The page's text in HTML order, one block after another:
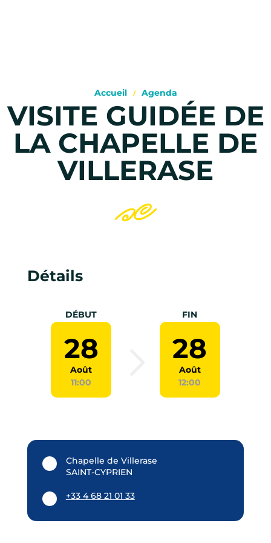
Accueil Agenda
VISITE GUIDÉE DE
LA CHAPELLE DE
VILLERASE
Détails
DÉBUT
28
Août
11:00
FIN
28
Août
12:00
Chapelle de Villerase
SAINT-CYPRIEN
+33 4 68 21 01 33